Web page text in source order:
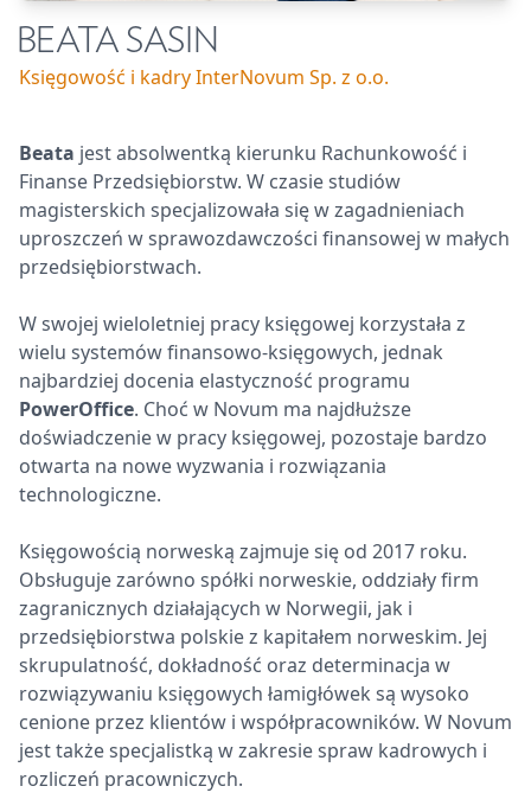
BEATA SASIN
Księgowość i kadry InterNovum Sp. z o.o.
Beata jest absolwentką kierunku Rachunkowość i
Finanse Przedsiębiorstw. W czasie studiów
magisterskich specjalizowała się w zagadnieniach
uproszczeń w sprawozdawczości finansowej w małych
przedsiębiorstwach.
W swojej wieloletniej pracy księgowej korzystała z
wielu systemów finansowo-księgowych, jednak
najbardziej docenia elastyczność programu
PowerOffice. Choć w Novum ma najdłuższe
doświadczenie w pracy księgowej, pozostaje bardzo
otwarta na nowe wyzwania i rozwiązania
technologiczne.
Księgowością norweską zajmuje się od 2017 roku.
Obsługuje zarówno spółki norweskie, oddziały firm
zagranicznych działających w Norwegii, jak i
przedsiębiorstwa polskie z kapitałem norweskim. Jej
skrupulatność, dokładność oraz determinacja w
rozwiązywaniu księgowych łamigłówek są wysoko
cenione przez klientów i współpracowników. W Novum
jest także specjalistką w zakresie spraw kadrowych i
rozliczeń pracowniczych.